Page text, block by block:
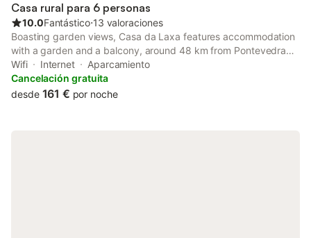
Casa rural para 6 personas
10.0Fantástico⋅13 valoraciones
Boasting garden views, Casa da Laxa features accommodation
with a garden and a balcony, around 48 km from Pontevedra
Railway Station. This property offers access to a terrace, free
private parking and free WiFi.
Wifi Internet
Aparcamiento
Cancelación gratuita
desde 161 € por noche